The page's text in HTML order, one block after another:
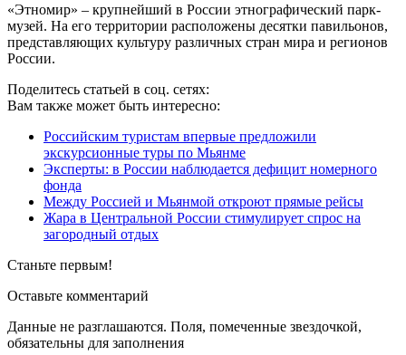
«Этномир» – крупнейший в России этнографический парк-
музей. На его территории расположены десятки павильонов,
представляющих культуру различных стран мира и регионов
России.
Поделитесь статьей в соц. сетях:
Вам также может быть интересно:
Российским туристам впервые предложили
экскурсионные туры по Мьянме
Эксперты: в России наблюдается дефицит номерного
фонда
Между Россией и Мьянмой откроют прямые рейсы
Жара в Центральной России стимулирует спрос на
загородный отдых
Станьте первым!
Оставьте комментарий
Данные не разглашаются. Поля, помеченные звездочкой,
обязательны для заполнения